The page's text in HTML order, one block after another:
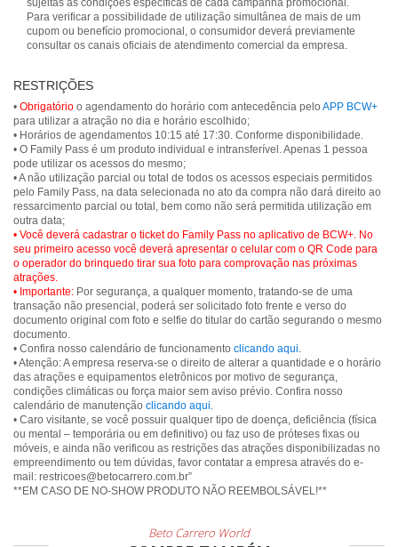
sujeitas às condições específicas de cada campanha promocional.
Para verificar a possibilidade de utilização simultânea de mais de um
cupom ou benefício promocional, o consumidor deverá previamente
consultar os canais oficiais de atendimento comercial da empresa.
RESTRIÇÕES
• Obrigatório o agendamento do horário com antecedência pelo APP BCW+
para utilizar a atração no dia e horário escolhido;
• Horários de agendamentos 10:15 até 17:30. Conforme disponibilidade.
• O Family Pass é um produto individual e intransferível. Apenas 1 pessoa
pode utilizar os acessos do mesmo;
• A não utilização parcial ou total de todos os acessos especiais permitidos
pelo Family Pass, na data selecionada no ato da compra não dará direito ao
ressarcimento parcial ou total, bem como não será permitida utilização em
• Você deverá cadastrar o ticket do Family Pass no aplicativo de BCW+. No
seu primeiro acesso você deverá apresentar o celular com o QR Code para
o operador do brinquedo tirar sua foto para comprovação nas próximas
atrações.
• Importante: Por segurança, a qualquer momento, tratando-se de uma
transação não presencial, poderá ser solicitado foto frente e verso do
documento original com foto e selfie do titular do cartão segurando o mesmo
documento.
• Confira nosso calendário de funcionamento clicando aqui.
• Atenção: A empresa reserva-se o direito de alterar a quantidade e o horário
das atrações e equipamentos eletrônicos por motivo de segurança,
condições climáticas ou força maior sem aviso prévio. Confira nosso
calendário de manutenção clicando aqui.
• Caro visitante, se você possuir qualquer tipo de doença, deficiência (física
ou mental – temporária ou em definitivo) ou faz uso de próteses fixas ou
móveis, e ainda não verificou as restrições das atrações disponibilizadas no
empreendimento ou tem dúvidas, favor contatar a empresa através do e-
mail: restricoes@betocarrero.com.br”
**EM CASO DE NO-SHOW PRODUTO NÃO REEMBOLSÁVEL!**
Beto Carrero World